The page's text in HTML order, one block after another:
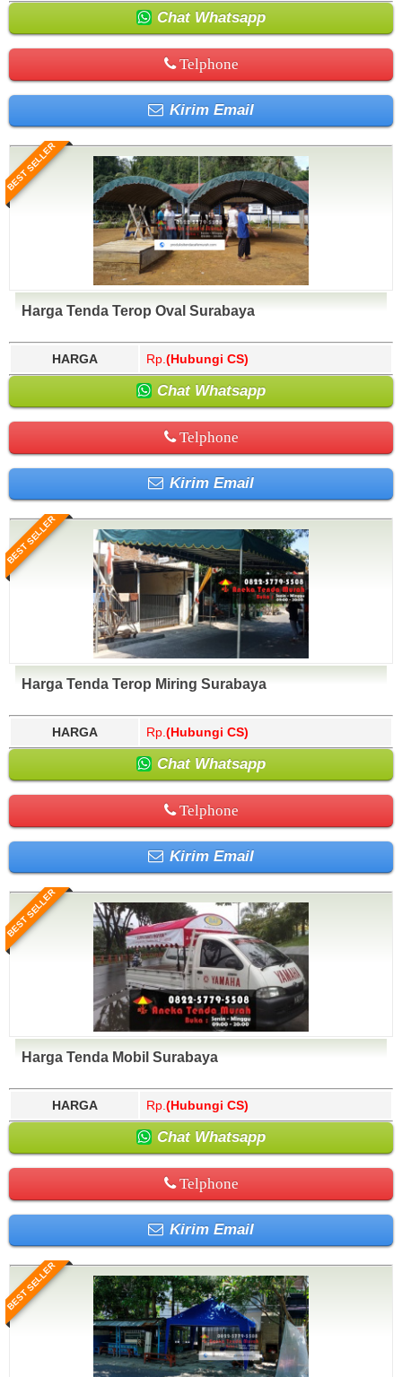
Chat Whatsapp
Telphone
Kirim Email
BEST SELLER
Harga Tenda Terop Oval Surabaya
HARGA Rp. (Hubungi CS)
Chat Whatsapp
Telphone
Kirim Email
BEST SELLER
Harga Tenda Terop Miring Surabaya
HARGA Rp. (Hubungi CS)
Chat Whatsapp
Telphone
Kirim Email
BEST SELLER
Harga Tenda Mobil Surabaya
HARGA Rp. (Hubungi CS)
Chat Whatsapp
Telphone
Kirim Email
BEST SELLER